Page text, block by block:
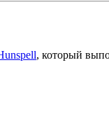
, который